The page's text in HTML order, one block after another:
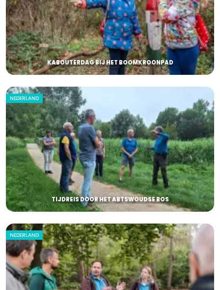
KABOUTERDAG BIJ HET BOOMKROONPAD
NEDERLAND
TIJDREIS DOOR HET ABTSWOUDSE BOS
NEDERLAND